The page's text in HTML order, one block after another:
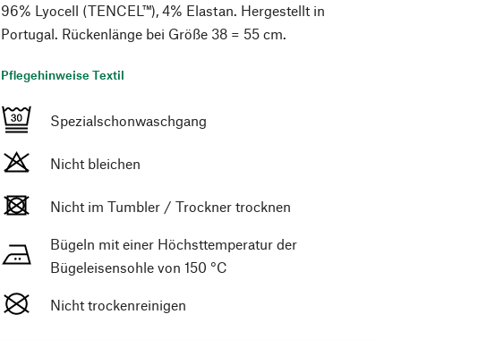
96% Lyocell (TENCEL™), 4% Elastan. Hergestellt in
Portugal. Rückenlänge bei Größe 38 = 55 cm.
Pflegehinweise Textil
Spezialschonwaschgang
Nicht bleichen
Nicht im Tumbler / Trockner trocknen
Bügeln mit einer Höchsttemperatur der
Bügeleisensohle von 150 °C
Nicht trockenreinigen